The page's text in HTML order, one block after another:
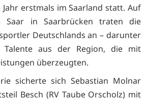
erstmals im Saarland statt. Auf
Saar in Saarbrücken traten die
Deutschlands an – darunter
Talente aus der Region, die mit
überzeugten.
sicherte sich Sebastian Molnar
Besch (RV Taube Orscholz) mit